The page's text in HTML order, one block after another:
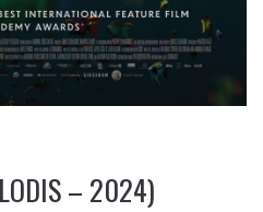
– 2024)